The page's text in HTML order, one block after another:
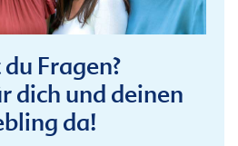
Fragen?
dich und deinen
da!